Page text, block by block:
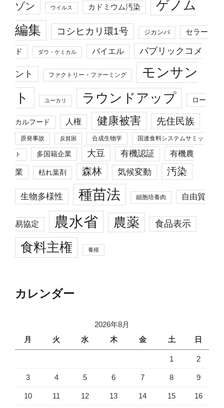
ゾン ウイルス カドミウム汚染
ゲノム
編集
コシヒカリ環1号 ジカンバ セラー
ド ダウ・ケミカル バイエル パブリックコメ
ント ファクトリー・ファーミング
モンサン
ト
ユーカリ ラウンドアップ ロー
カルフード 人権 健康被害 先住民族
原発事故 反貧困 合成生物学 国連食料システムサミッ
ト 多国籍企業 大豆 有機認証 有機農
業 枯れ葉剤 森林 気候変動 汚染
生物多様性 種苗法 細胞培養肉 自由貿
易協定 農水省 農薬 食品表示
食料主権 養殖
カレンダー
2026年8月
月
火 水 木 金 土 日
1 2
3 4 5 6 7 8 9
10 11 12 13 14 15 16